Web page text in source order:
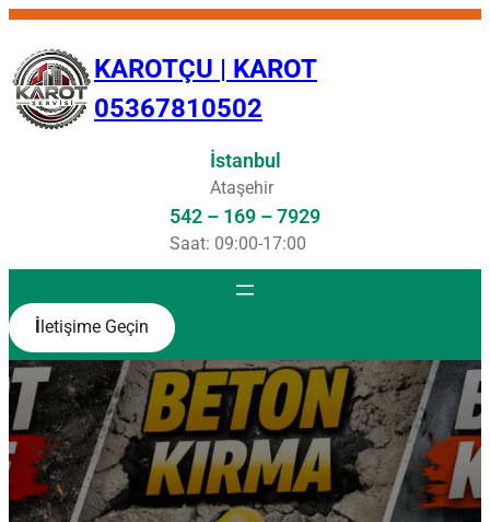
İçeriğe
KAROTÇU | KAROT
05367810502
İstanbul
Ataşehir
542 – 169 – 7929
Saat: 09:00-17:00
letişime Geçin